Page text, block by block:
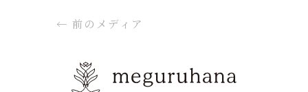
← 前のメディア